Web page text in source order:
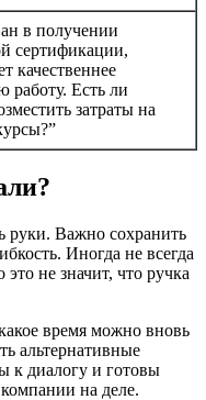
в получении
сертификации,
качественнее
работу. Есть ли
затраты на
руки. Важно сохранить
Иногда не всегда
это не значит, что ручка
время можно вновь
альтернативные
к диалогу и готовы
на деле.